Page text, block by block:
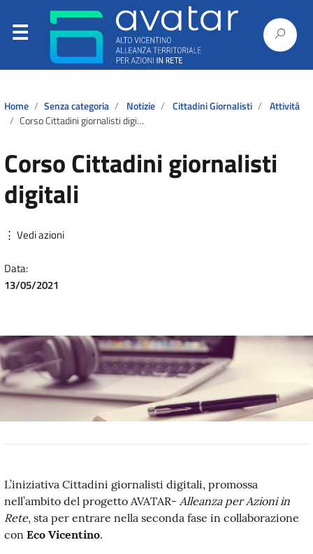
Home Senza categoria Notizie Cittadini Giornalisti
Attività
Corso Cittadini giornalisti digitali
Corso Cittadini giornalisti
digitali
⋮ Vedi azioni
Data:
13/05/2021
L’iniziativa Cittadini giornalisti digitali, promossa
nell’ambito del progetto AVATAR- Alleanza per Azioni in
Rete, sta per entrare nella seconda fase in collaborazione
con Eco Vicentino.